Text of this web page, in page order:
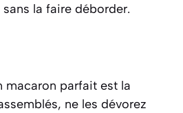
la faire déborder.
macaron parfait est la
ne les dévorez